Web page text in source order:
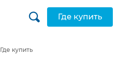
Где купить
Где купить